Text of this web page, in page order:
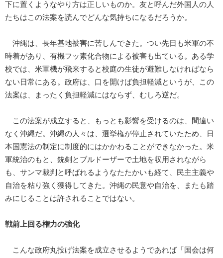
下に置くようなやり方は正しいものか。友と呼んだ外国人の人
たちはこの法案を読んでどんな気持ちになるだろうか。
沖縄は、長年基地被害に苦しんできた。つい先日も米軍の不
時着があり、有機フッ素化合物による被害も出ている。ある学
校では、米軍機が飛来すると校庭の生徒が避難しなければなら
ない日常にある。政府は、口を開けば負担軽減というが、この
法案は、まったく負担軽減にはならず、むしろ逆だ。
この法案が成立すると、もっとも影響を受けるのは、間違い
なく沖縄だ。沖縄の人々は、選挙権が停止されていたため、日
本国憲法の制定に制度的にはかかわることができなかった。米
軍統治のもと、銃剣とブルドーザーで土地を収用されながら
も、サンマ裁判と呼ばれるようなたたかいも経て、民主主義や
自治を粘り強く獲得してきた。沖縄の民意や自治を、またも踏
みにじることは許されることではない。
戦前上回る権力の強化
こんな政府丸投げ法案を成立させるようであれば「国会は何